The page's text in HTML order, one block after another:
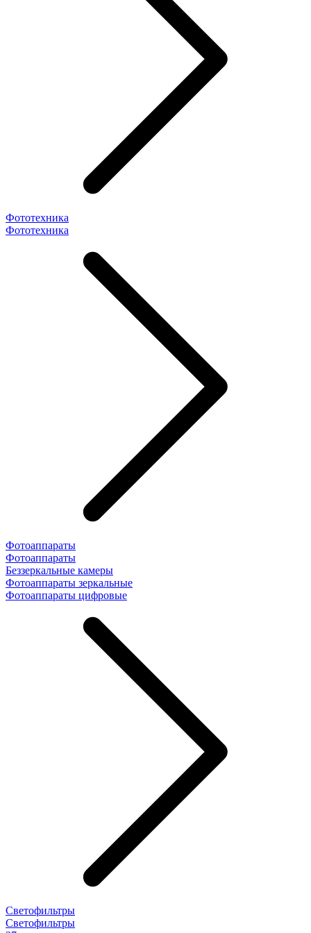
Фототехника
Фототехника
Фотоаппараты
Фотоаппараты
Беззеркальные камеры
Фотоаппараты зеркальные
Фотоаппараты цифровые
Светофильтры
Светофильтры